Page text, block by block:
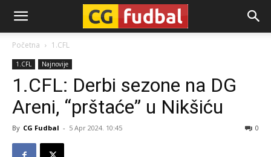
CG-
Fudbal
Početna 1.CFL
1.CFL Najnovije
1.CFL: Derbi sezone na DG
Areni, “prštaće” u Nikšiću
By CG Fudbal - 5 Apr 2024. 10:45 0